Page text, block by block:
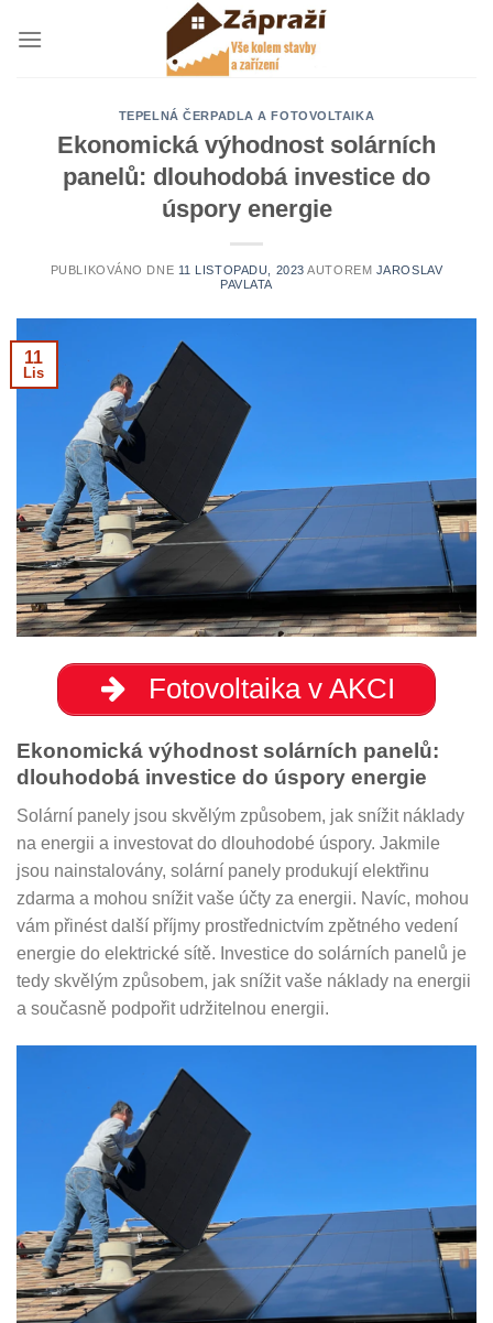
TEPELNÁ ČERPADLA A FOTOVOLTAIKA
Ekonomická výhodnost solárních
panelů: dlouhodobá investice do
úspory energie
PUBLIKOVÁNO DNE 11 LISTOPADU, 2023 AUTOREM JAROSLAV
PAVLATA
11
Lis
Fotovoltaika v AKCI
Ekonomická výhodnost solárních panelů:
dlouhodobá investice do úspory energie
Solární panely jsou skvělým způsobem, jak snížit náklady
na energii a investovat do dlouhodobé úspory. Jakmile
jsou nainstalovány, solární panely produkují elektřinu
zdarma a mohou snížit vaše účty za energii. Navíc, mohou
vám přinést další příjmy prostřednictvím zpětného vedení
energie do elektrické sítě. Investice do solárních panelů je
tedy skvělým způsobem, jak snížit vaše náklady na energii
a současně podpořit udržitelnou energii.